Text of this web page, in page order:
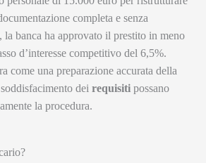
completa e senza
la banca ha approvato il prestito in meno
d’interesse competitivo del 6,5%.
come una preparazione accurata della
dei requisiti possano
la procedura.